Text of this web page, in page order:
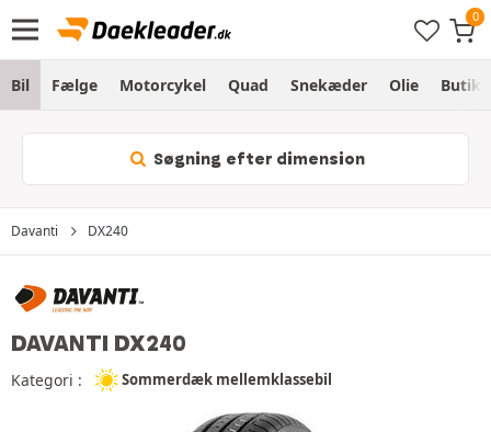
Bil Fælge Motorcykel Quad Snekæder Olie Butik
Søgning efter dimension
Davanti DX240
DAVANTI DX240
Kategori : Sommerdæk mellemklassebil